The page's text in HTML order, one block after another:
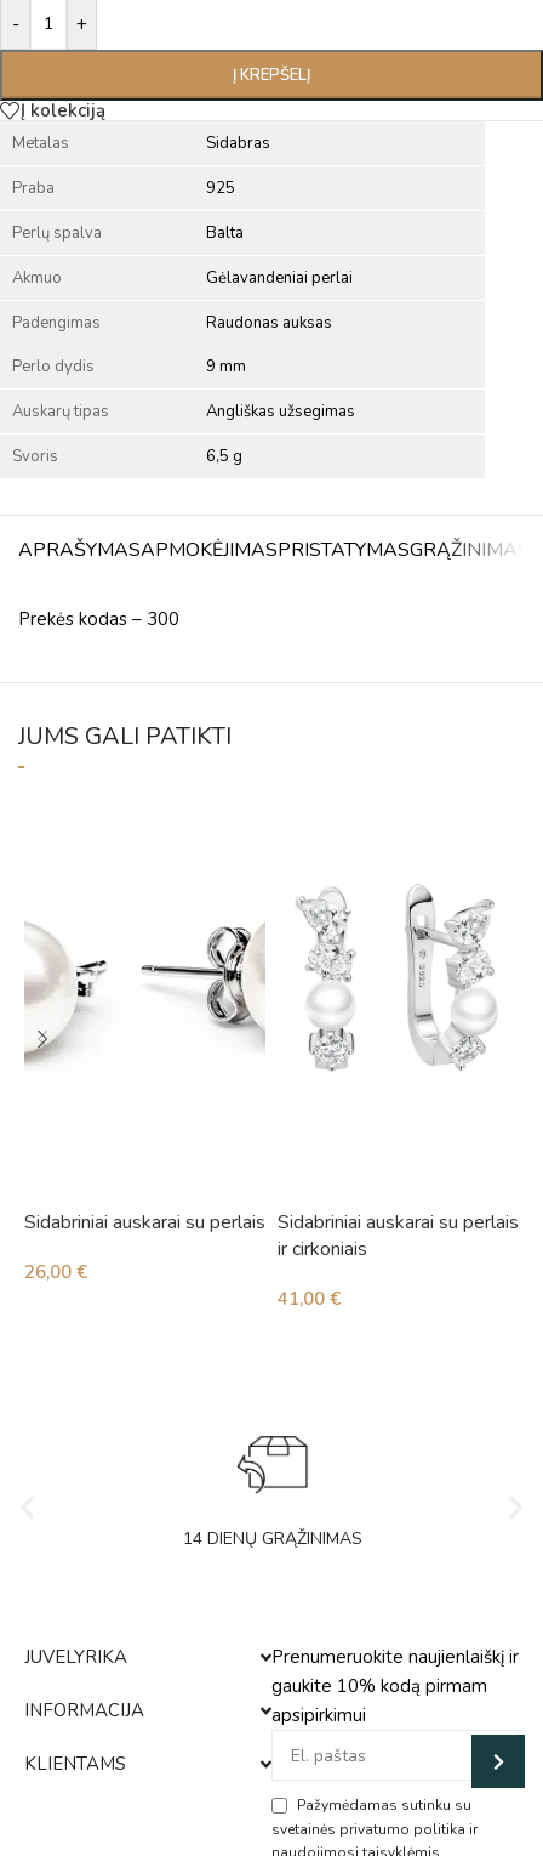
- +
Į KREPŠELĮ
Alternative:
Į kolekciją
Metalas Sidabras
Praba 925
Perlų spalva Balta
Akmuo Gėlavandeniai perlai
Padengimas
Raudonas auksas
Perlo dydis
9 mm
Auskarų tipas Angliškas užsegimas
Svoris 6,5 g
APRAŠYMASAPMOKĖJIMASPRISTATYMASGRĄŽINIMAS
Prekės kodas – 300
JUMS GALI PATIKTI
Sidabriniai auskarai su perlais
26,00 €
Sidabriniai auskarai su perlais
ir cirkoniais
41,00 €
14 DIENŲ GRĄŽINIMAS
JUVELYRIKA
INFORMACIJA
KLIENTAMS
Prenumeruokite naujienlaiškį ir
gaukite 10% kodą pirmam
apsipirkimui
Pažymėdamas sutinku su
svetainės privatumo politika ir